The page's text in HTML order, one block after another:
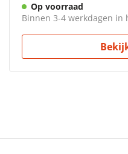
Op voorraad
Binnen 3-4 werkdagen in